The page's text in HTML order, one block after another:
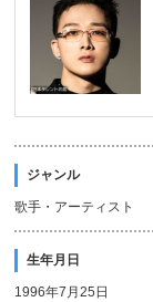
ジャンル
歌手・アーティスト
生年月日
1996年7月25日